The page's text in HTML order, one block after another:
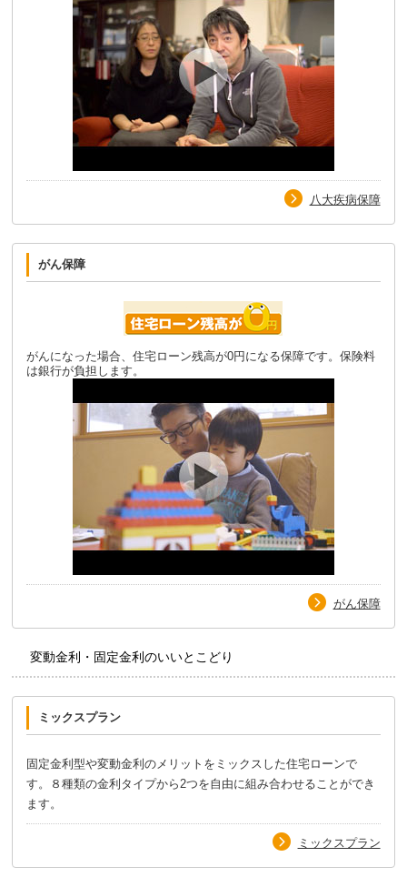
八大疾病保障
がん保障
がんになった場合、住宅ローン残高が0円になる保障です。保険料
は銀行が負担します。
がん保障
変動金利・固定金利のいいとこどり
ミックスプラン
固定金利型や変動金利のメリットをミックスした住宅ローンで
す。８種類の金利タイプから2つを自由に組み合わせることができ
ます。
ミックスプラン